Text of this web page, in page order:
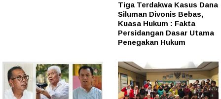
Tiga Terdakwa Kasus Dana
Siluman Divonis Bebas,
Kuasa Hukum : Fakta
Persidangan Dasar Utama
Penegakan Hukum